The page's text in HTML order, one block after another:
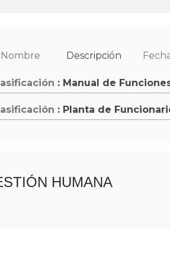
Nombre Descripción
: Manual de
: Planta de
HUMANA